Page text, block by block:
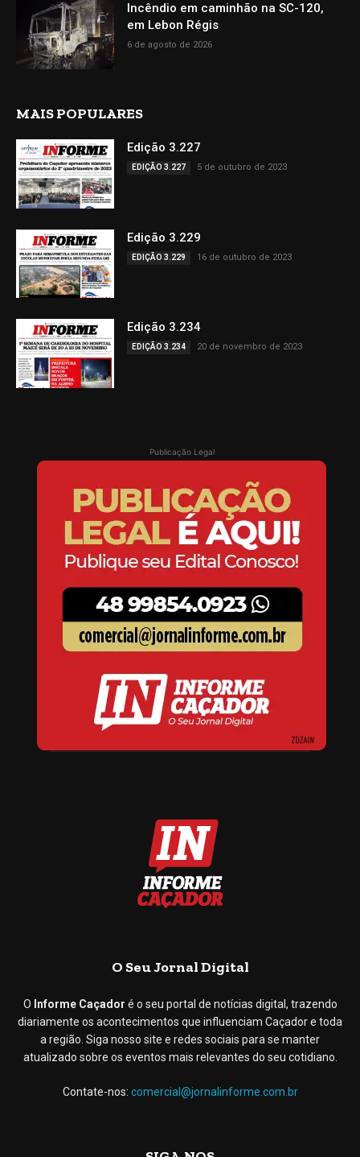
Incêndio em caminhão na SC-120,
em Lebon Régis
6 de agosto de 2026
MAIS POPULARES
Edição 3.227
EDIÇÃO 3.227 5 de outubro de 2023
Edição 3.229
EDIÇÃO 3.229 16 de outubro de 2023
Edição 3.234
EDIÇÃO 3.234 20 de novembro de 2023
Publicação Legal
O Seu Jornal Digital
O Informe Caçador é o seu portal de notícias digital, trazendo
diariamente os acontecimentos que influenciam Caçador e toda
a região. Siga nosso site e redes sociais para se manter
atualizado sobre os eventos mais relevantes do seu cotidiano.
Contate-nos: comercial@jornalinforme.com.br